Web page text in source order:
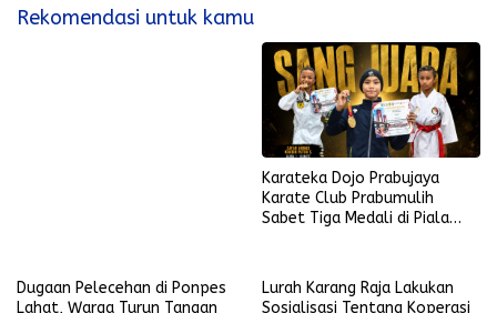
Rekomendasi untuk kamu
Karateka Dojo Prabujaya
Karate Club Prabumulih
Sabet Tiga Medali di Piala
Dugaan Pelecehan di Ponpes
Lahat, Warga Turun Tangan
Lurah Karang Raja Lakukan
Sosialisasi Tentang Koperasi